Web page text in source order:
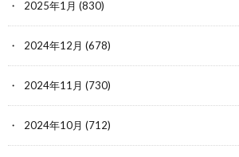
2025年1月 (830)
2024年12月 (678)
2024年11月 (730)
2024年10月 (712)